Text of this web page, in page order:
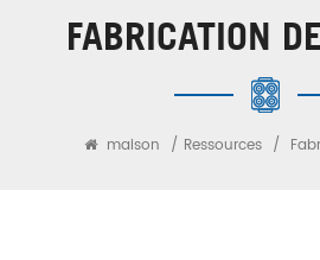
FABRICATION
maison / Ressources /